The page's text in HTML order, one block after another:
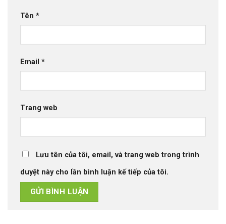
Tên *
Email *
Trang web
Lưu tên của tôi, email, và trang web trong trình
duyệt này cho lần bình luận kế tiếp của tôi.